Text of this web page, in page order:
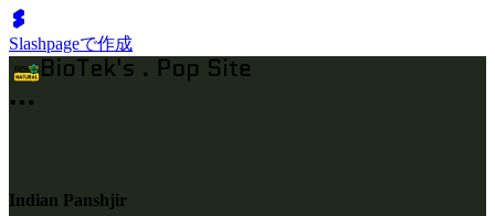
Slashpageで作成
Indian Panshjir